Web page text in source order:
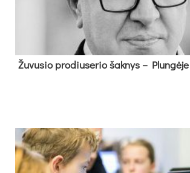
Žu­vu­sio pro­diu­se­rio šak­nys – Plun­gė­je